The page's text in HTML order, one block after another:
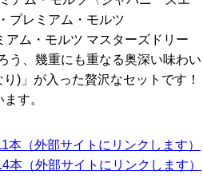
プレミアム・モルツ
アム・モルツ マスターズドリー
う、幾重にも重なる奥深い味わい
)」が入った贅沢なセットです！
す。
（外部サイトにリンクします）
（外部サイトにリンクします）